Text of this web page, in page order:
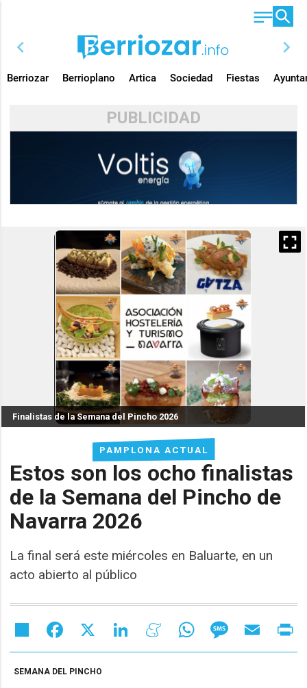
chevron_left chevron_right
Berriozar Berrioplano Artica Sociedad Fiestas
PUBLICIDAD
PAMPLONA ACTUAL
Estos son los ocho finalistas
de la Semana del Pincho de
Navarra 2026
La final será este miércoles en Baluarte, en un
acto abierto al público
Finalistas de la Semana del Pincho 2026
Share Facebook LinkedIn MeneameWhatsAppMessageEmail
SEMANA DEL PINCHO